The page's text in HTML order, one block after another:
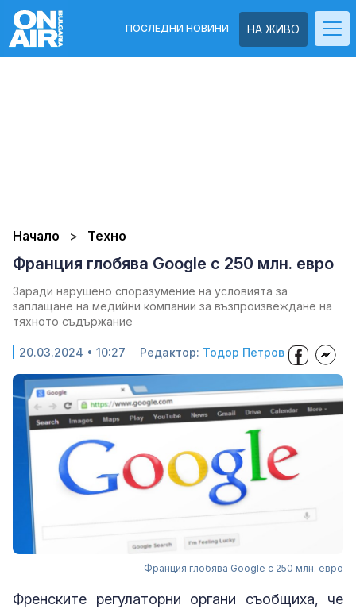
НА ЖИВО
ПОСЛЕДНИ НОВИНИ
Начало Техно
Франция глобява Google с 250 млн. евро
Заради нарушено споразумение на условията за
заплащане на медийни компании за възпроизвеждане на
тяхното съдържание
20.03.2024 • 10:27 Редактор: Тодор Петров
Франция глобява Google с 250 млн. евро
Френските регулаторни органи съобщиха, че